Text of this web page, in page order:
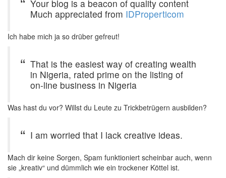
Your blog is a beacon of quality content
Much appreciated from IDProperticom
Ich habe mich ja so drüber gefreut!
That is the easiest way of creating wealth
in Nigeria, rated prime on the listing of
on-line business in Nigeria
Was hast du vor? Willst du Leute zu Trickbetrügern ausbilden?
I am worried that I lack creative ideas.
Mach dir keine Sorgen, Spam funktioniert scheinbar auch, wenn
sie „kreativ“ und dümmlich wie ein trockener Köttel ist.